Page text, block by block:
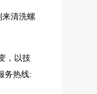
清洗螺
，以技
务热线: